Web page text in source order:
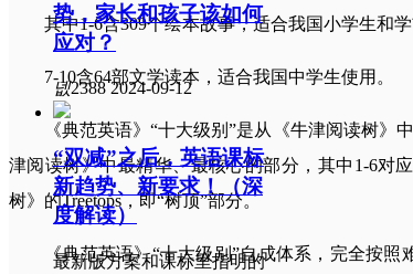
其中1-6含309个绘本故事，适合我国小学生和学
7-10含64部文学读本，适合我国中学生使用。
《典范英语》“十大级别”是从《牛津阅读树》
津阅读树》中最精华、最核心的部分，其中1-6对
树》的Treetops，即“树顶”部分。
《典范英语》“十大级别”自成体系，完全按
势，家长和孩子该如何
应对？
넶2388 2024-09-12
“双减”之后，英语课标
新趋势、新要求！（深
度解读）
最新版方案和课标里指明的